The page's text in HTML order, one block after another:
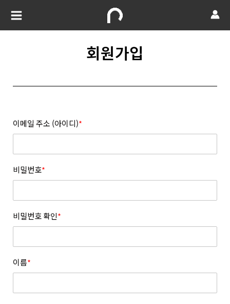
회원가입
이메일 주소 (아이디)*
비밀번호*
비밀번호 확인*
이름*